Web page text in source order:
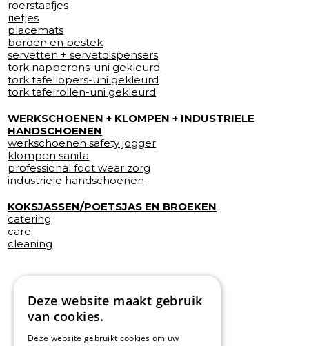
roerstaafjes
rietjes
placemats
borden en bestek
servetten + servetdispensers
tork napperons-uni gekleurd
tork tafellopers-uni gekleurd
tork tafelrollen-uni gekleurd
WERKSCHOENEN + KLOMPEN + INDUSTRIELE
HANDSCHOENEN
werkschoenen safety jogger
klompen sanita
professional foot wear zorg
industriele handschoenen
KOKSJASSEN/POETSJAS EN BROEKEN
catering
care
cleaning
Deze website maakt gebruik
van cookies.
Deze website gebruikt cookies om uw